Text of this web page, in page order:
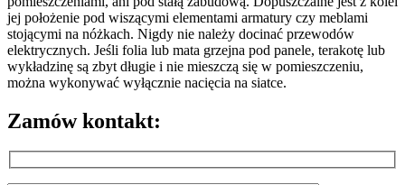
jej położenie pod wiszącymi elementami armatury czy meblami
stojącymi na nóżkach. Nigdy nie należy docinać przewodów
elektrycznych. Jeśli folia lub mata grzejna pod panele, terakotę lub
wykładzinę są zbyt długie i nie mieszczą się w pomieszczeniu,
można wykonywać wyłącznie nacięcia na siatce.
Zamów kontakt: